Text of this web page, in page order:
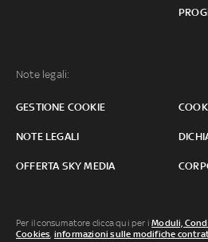
Note legali:
GESTIONE COOKIE
NOTE LEGALI
OFFERTA SKY MEDIA
Per il consumatore clicca qui per iModuli,
Cookies informazioni sulle modifiche